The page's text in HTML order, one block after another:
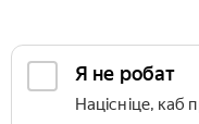
Я не робат
Націсніце, каб